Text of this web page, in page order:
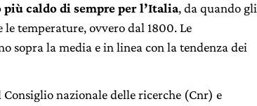
più caldo di sempre per l’Italia, da quando gli
temperature, ovvero dal 1800. Le
sopra la media e in linea con la tendenza dei
nazionale delle ricerche (Cnr) e